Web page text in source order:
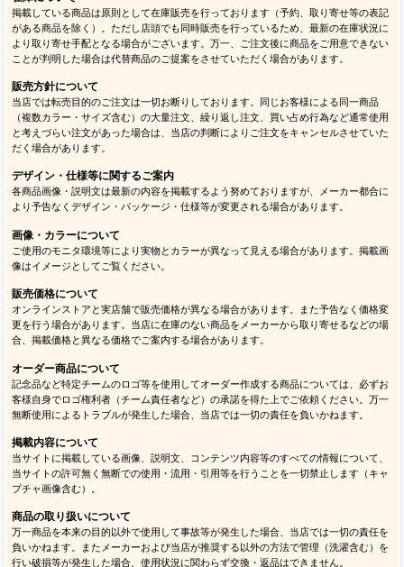
掲載している商品は原則として在庫販売を行っております（予約、取り寄せ等の表記
がある商品を除く）。ただし店頭でも同時販売を行っているため、最新の在庫状況に
より取り寄せ手配となる場合がございます。万一、ご注文後に商品をご用意できない
ことが判明した場合は代替商品のご提案をさせていただく場合があります。
販売方針について
当店では転売目的のご注文は一切お断りしております。同じお客様による同一商品
（複数カラー・サイズ含む）の大量注文、繰り返し注文、買い占め行為など通常使用
と考えづらい注文があった場合は、当店の判断によりご注文をキャンセルさせていた
だく場合があります。
デザイン・仕様等に関するご案内
各商品画像・説明文は最新の内容を掲載するよう努めておりますが、メーカー都合に
より予告なくデザイン・パッケージ・仕様等が変更される場合があります。
画像・カラーについて
ご使用のモニタ環境等により実物とカラーが異なって見える場合があります。掲載画
像はイメージとしてご覧ください。
販売価格について
オンラインストアと実店舗で販売価格が異なる場合があります。また予告なく価格変
更を行う場合があります。当店に在庫のない商品をメーカーから取り寄せるなどの場
合、掲載価格と異なる価格でご案内する場合があります。
オーダー商品について
記念品など特定チームのロゴ等を使用してオーダー作成する商品については、必ずお
客様自身でロゴ権利者（チーム責任者など）の承諾を得た上でご依頼ください。万一
無断使用によるトラブルが発生した場合、当店では一切の責任を負いかねます。
掲載内容について
当サイトに掲載している画像、説明文、コンテンツ内容等のすべての情報について、
当サイトの許可無く無断での使用・流用・引用等を行うことを一切禁止します（キャ
プチャ画像含む）。
商品の取り扱いについて
万一商品を本来の目的以外で使用して事故等が発生した場合、当店では一切の責任を
負いかねます。またメーカーおよび当店が推奨する以外の方法で管理（洗濯含む）を
行い破損等が発生した場合、使用状況に関わらず交換・返品はできません。